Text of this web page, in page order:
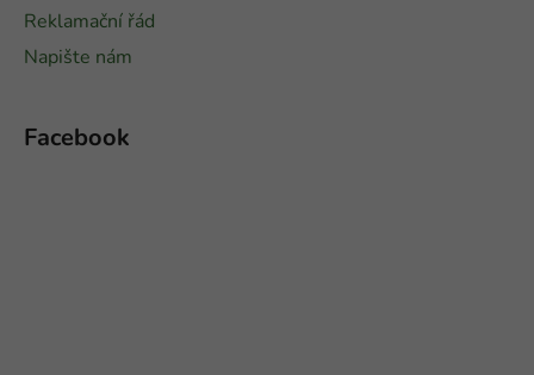
Reklamační řád
Napište nám
Facebook